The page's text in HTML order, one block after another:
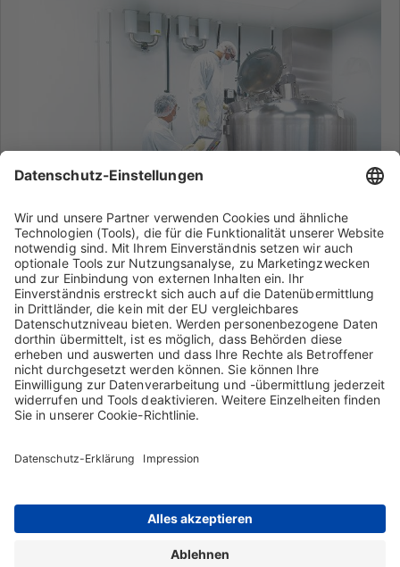
Strategie
Weitere Informationen
Home Kontakt Impressum Sitemap AGB